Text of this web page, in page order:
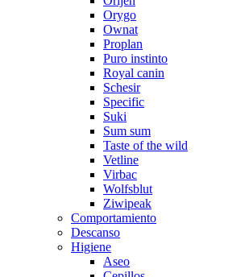
Orygo
Ownat
Proplan
Puro instinto
Royal canin
Schesir
Specific
Suki
Sum sum
Taste of the wild
Vetline
Virbac
Wolfsblut
Ziwipeak
Comportamiento
Descanso
Higiene
Aseo